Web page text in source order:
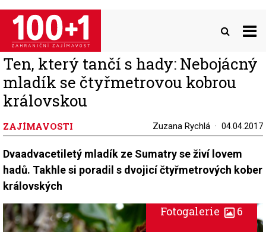
Přejít
hlavnímu
obsahu
Ten, který tančí s hady: Nebojácný
mladík se čtyřmetrovou kobrou
královskou
ZAJÍMAVOSTI Zuzana Rychlá 04.04.2017
Dvaadvacetiletý mladík ze Sumatry se živí lovem
hadů. Takhle si poradil s dvojicí čtyřmetrových kober
královských
Fotogalerie 6